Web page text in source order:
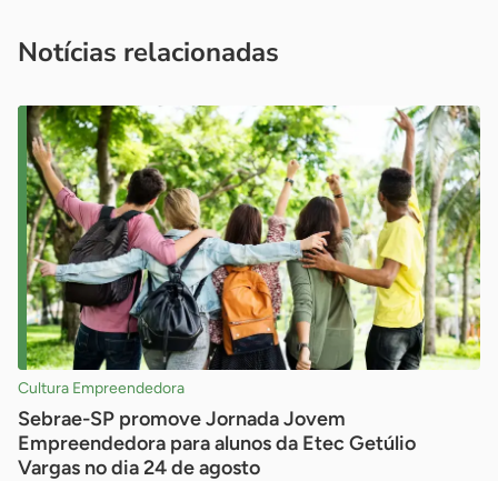
Notícias relacionadas
Cultura Empreendedora
Sebrae-SP promove Jornada Jovem
Empreendedora para alunos da Etec Getúlio
Vargas no dia 24 de agosto